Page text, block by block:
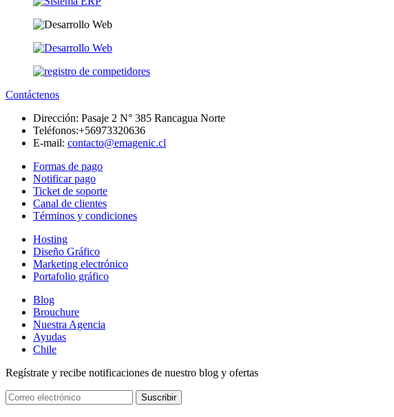
Contáctenos
Dirección: Pasaje 2 N° 385 Rancagua Norte
Teléfonos:+56973320636
E-mail: contacto@emagenic.cl
Formas de pago
Notificar pago
Ticket de soporte
Canal de clientes
Términos y condiciones
Hosting
Diseño Gráfico
Marketing electrónico
Portafolio gráfico
Blog
Brouchure
Nuestra Agencia
Ayudas
Chile
Regístrate y recibe notificaciones de nuestro blog y ofertas
Suscribir